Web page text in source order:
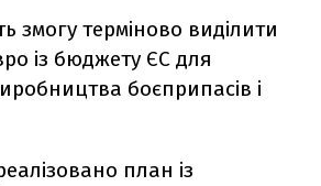
змогу терміново виділити
із бюджету ЄС для
боєприпасів і
план із